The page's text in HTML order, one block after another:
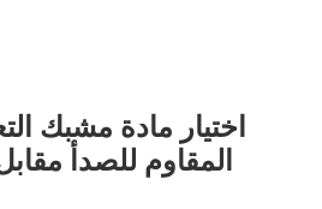
اختيار مادة مشبك
المقاوم للصدأ